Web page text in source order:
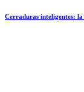
Cerraduras inteligentes: